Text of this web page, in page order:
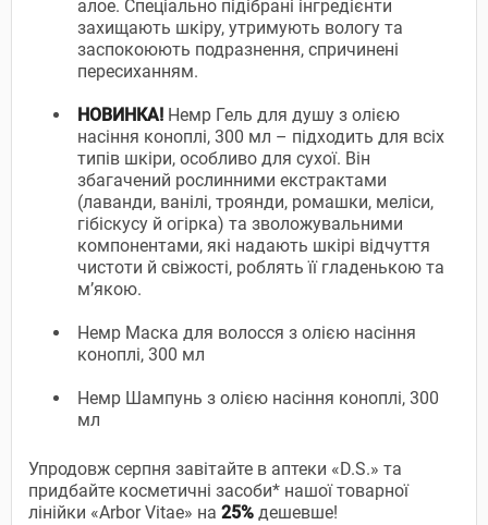
алое. Спеціально підібрані інгредієнти
захищають шкіру, утримують вологу та
заспокоюють подразнення, спричинені
пересиханням.
НОВИНКА! Hемр Гель для душу з олією
насіння коноплі, 300 мл – підходить для всіх
типів шкіри, особливо для сухої. Він
збагачений рослинними екстрактами
(лаванди, ванілі, троянди, ромашки, меліси,
гібіскусу й огірка) та зволожувальними
компонентами, які надають шкірі відчуття
чистоти й свіжості, роблять її гладенькою та
м’якою.
Hемр Маска для волосся з олією насіння
коноплі, 300 мл
Hемр Шампунь з олією насіння коноплі, 300
мл
Упродовж серпня завітайте в аптеки «D.S.» та
придбайте косметичні засоби* нашої товарної
лінійки «Arbor Vitae» на 25% дешевше!